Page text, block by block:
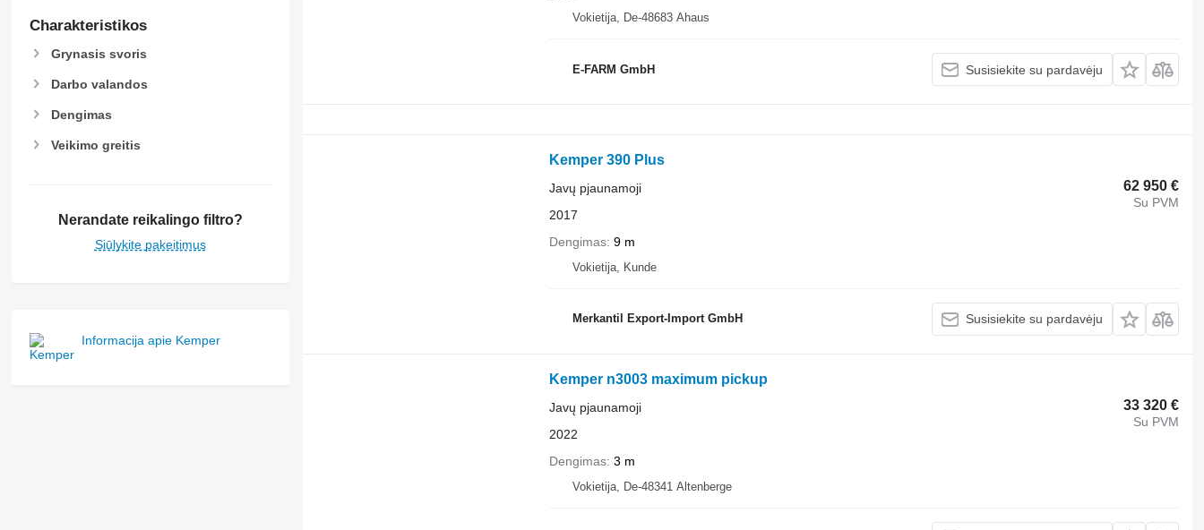
Charakteristikos
Grynasis svoris
Darbo valandos
Dengimas
Veikimo greitis
Nerandate reikalingo filtro?
Siūlykite pakeitimus
Informacija apie Kemper
Vokietija, De-48683 Ahaus
E-FARM GmbH Susisiekite su pardavėju
Kemper 390 Plus
62 950 €
Su PVM
Javų pjaunamoji
2017
Dengimas 9 m
Vokietija, Kunde
Merkantil Export-Import GmbH Susisiekite su pardavėju
Kemper n3003 maximum pickup
33 320 €
Su PVM
Javų pjaunamoji
2022
Dengimas 3 m
Vokietija, De-48341 Altenberge